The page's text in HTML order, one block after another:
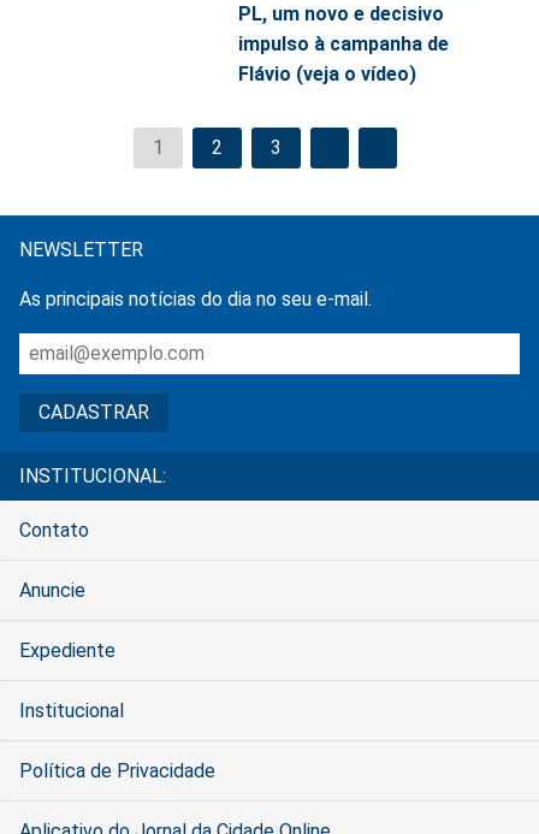
PL, um novo e decisivo
impulso à campanha de
Flávio (veja o vídeo)
1 2 3
NEWSLETTER
As principais notícias do dia no seu e-mail.
INSTITUCIONAL:
Contato
Anuncie
Expediente
Institucional
Política de Privacidade